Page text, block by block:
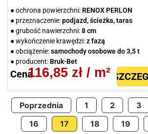
● ochrona powierzchni: RENOX PERLON
● przeznaczenie:podjazd, ścieżka, taras
● grubość nawierzchni:8 cm
● wykończenie krawędzi:z fazą
● obciążenie:samochody osobowe do 3,5 t
● producent: Bruk-Bet
Cena116,85 zł / m²
Poprzednia 1 2 3
16
17 18 19